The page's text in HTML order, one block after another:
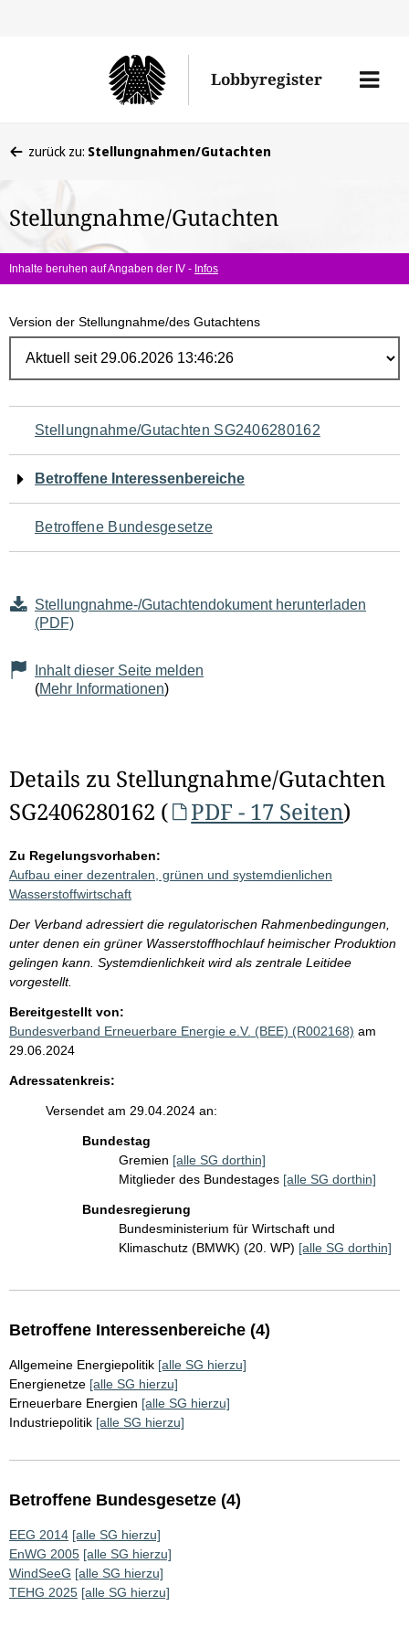
Lobbyregister
Menü
befinden
hier:
zurück zu: Stellungnahmen/Gutachten
Stellungnahme/Gutachten
Inhalte beruhen auf Angaben der IV - Infos
Version der Stellungnahme/des Gutachtens
Navigation
für
den
Seiteninhalt
Stellungnahme/Gutachten SG2406280162
Betroffene Interessenbereiche
Betroffene Bundesgesetze
Stellungnahme-/Gutachtendokument herunterladen
(PDF)
Inhalt dieser Seite melden
(Mehr Informationen)
Details zu Stellungnahme/Gutachten
SG2406280162 (
PDF - 17 Seiten)
Zu Regelungsvorhaben:
Aufbau einer dezentralen, grünen und systemdienlichen
Wasserstoffwirtschaft
Der Verband adressiert die regulatorischen Rahmenbedingungen,
unter denen ein grüner Wasserstoffhochlauf heimischer Produktion
gelingen kann. Systemdienlichkeit wird als zentrale Leitidee
vorgestellt.
Bereitgestellt von:
Bundesverband Erneuerbare Energie e.V. (BEE) (R002168) am
29.06.2024
Adressatenkreis:
Versendet am 29.04.2024 an:
Bundestag
Gremien [alle SG dorthin]
Mitglieder des Bundestages [alle SG dorthin]
Bundesregierung
Bundesministerium für Wirtschaft und
Klimaschutz (BMWK) (20. WP) [alle SG dorthin]
Betroffene Interessenbereiche (4)
Allgemeine Energiepolitik [alle SG hierzu]
Energienetze [alle SG hierzu]
Erneuerbare Energien [alle SG hierzu]
Industriepolitik [alle SG hierzu]
Betroffene Bundesgesetze (4)
EEG 2014 [alle SG hierzu]
EnWG 2005 [alle SG hierzu]
WindSeeG [alle SG hierzu]
TEHG 2025 [alle SG hierzu]